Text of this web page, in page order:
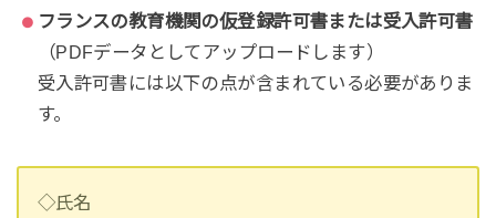
フランスの教育機関の仮登録許可書または受入許可書
（PDFデータとしてアップロードします）
受入許可書には以下の点が含まれている必要がありま
す。
◇氏名